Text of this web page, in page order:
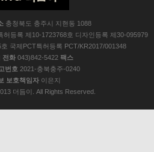
충청북도 충주시 지현동 1088
허등록 제10-1723768호 디자인등록 제30-095979
국제PCT특허등록 PCT/KR2017/001348
전화043)842-5422 팩스
번호 2021-충북충주-0240
보호책임자 이은지
더듬이. All Rights Reserved.